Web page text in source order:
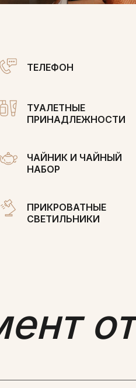
ТЕЛЕФОН
ТУАЛЕТНЫЕ
ПРИНАДЛЕЖНОСТИ
ЧАЙНИК И ЧАЙНЫЙ
НАБОР
ПРИКРОВАТНЫЕ
СВЕТИЛЬНИКИ